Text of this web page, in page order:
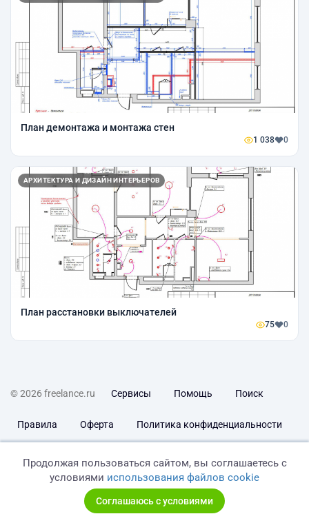
План демонтажа и монтажа стен
1 038 0
АРХИТЕКТУРА И ДИЗАЙН ИНТЕРЬЕРОВ
План расстановки выключателей
75 0
© 2026 freelance.ru Сервисы Помощь Поиск
Правила Оферта Политика конфиденциальности
Продолжая пользоваться сайтом, вы соглашаетесь с
условиями использования файлов cookie
Соглашаюсь с условиями